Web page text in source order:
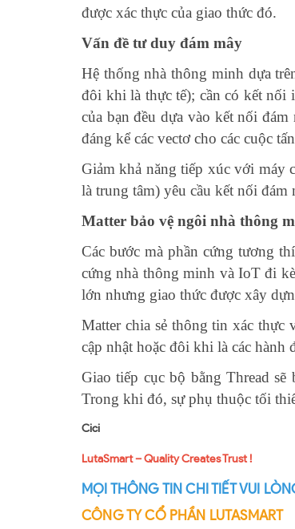
được xác thực của giao thức đó.
Vấn đề tư duy đám mây
Hệ thống nhà thông minh dựa
đôi khi là thực tế); cần có kết nối
của bạn đều dựa vào kết nối
đáng kể các vectơ cho các cuộc
Giảm khả năng tiếp xúc với máy
là trung tâm) yêu cầu kết nối
Matter bảo vệ ngôi nhà thông
Các bước mà phần cứng tương
cứng nhà thông minh và IoT đi
lớn nhưng giao thức được xây
Matter chia sẻ thông tin xác
cập nhật hoặc đôi khi là các
Giao tiếp cục bộ bằng Thread
Trong khi đó, sự phụ thuộc tối
Cici
LutaSmart – Quality Creates Trust !
MỌI THÔNG TIN CHI TIẾT VUI
CÔNG TY CỔ PHẦN LUTASMART